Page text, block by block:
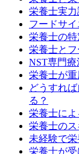
栄養士実力
フードサ
栄養士の特
栄養士と
NST専門
栄養士が
どうすれ
る？
栄養士に
栄養士の
未経験で
栄養士が